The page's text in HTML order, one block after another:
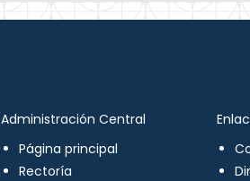
Administración Central
Página principal
Rectoría